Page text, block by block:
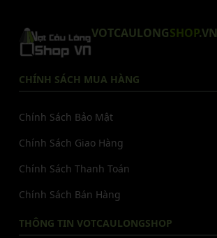
VOTCAULONGSHOP.VN
CHÍNH SÁCH MUA HÀNG
Chính Sách Bảo Mật
Chính Sách Giao Hàng
Chính Sách Thanh Toán
Chính Sách Bán Hàng
THÔNG TIN VOTCAULONGSHOP